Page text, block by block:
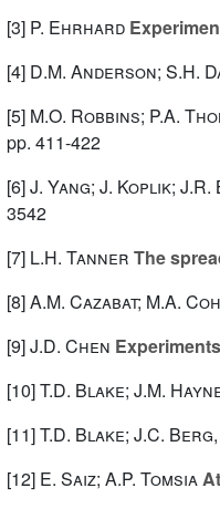
[3] P. Ehrhard
[4] D.M. Anderson; S.H.
[5] M.O. Robbins; P.A.
pp. 411-422
[6]J. Yang; J. Koplik; J.R.
3542
[7] L.H. Tanner The
[8]A.M. Cazabat; M.A.
[9]J.D. Chen
[10]T.D. Blake; J.M.
[11]T.D. Blake; J.C. Berg
[12] E. Saiz; A.P. Tomsia